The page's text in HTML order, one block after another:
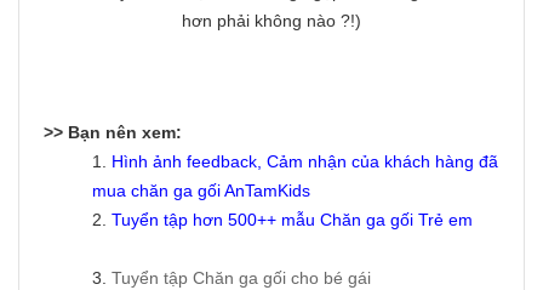
hơn phải không nào ?!)
>> Bạn nên xem:
1. Hình ảnh feedback, Cảm nhận của khách hàng đã
mua chăn ga gối AnTamKids
2. Tuyển tập hơn 500++ mẫu Chăn ga gối Trẻ em
3. Tuyển tập Chăn ga gối cho bé gái